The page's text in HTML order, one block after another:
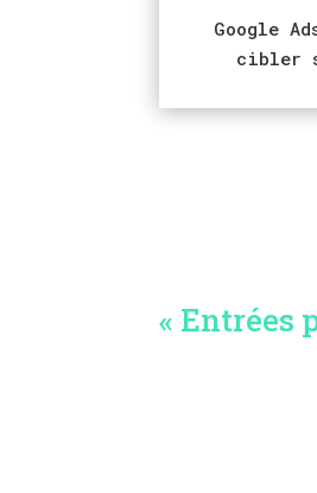
Google
cibler
« Entrées